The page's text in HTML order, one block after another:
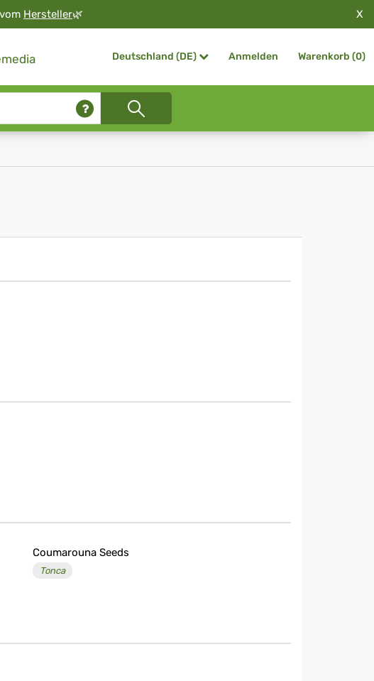
Hersteller🌿 X
Deutschland (DE) Anmelden Warenkorb (0)
Coumarouna Seeds
Tonca